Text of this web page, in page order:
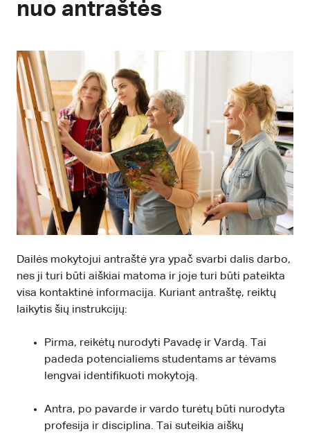
nuo antraštės
Dailės mokytojui antraštė yra ypač svarbi dalis darbo,
nes ji turi būti aiškiai matoma ir joje turi būti pateikta
visa kontaktinė informacija. Kuriant antraštę, reiktų
laikytis šių instrukcijų:
Pirma, reikėtų nurodyti Pavadę ir Vardą. Tai
padeda potencialiems studentams ar tėvams
lengvai identifikuoti mokytoją.
Antra, po pavarde ir vardo turėtų būti nurodyta
profesija ir disciplina. Tai suteikia aiškų